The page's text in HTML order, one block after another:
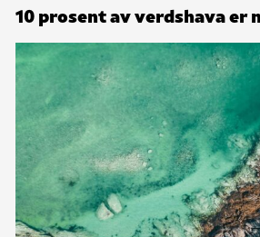
10 prosent av verdshava er